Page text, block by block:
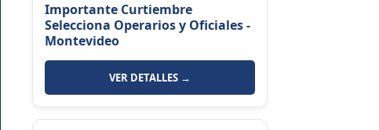
Importante Curtiembre
Selecciona Operarios y Oficiales -
Montevideo
VER DETALLES →